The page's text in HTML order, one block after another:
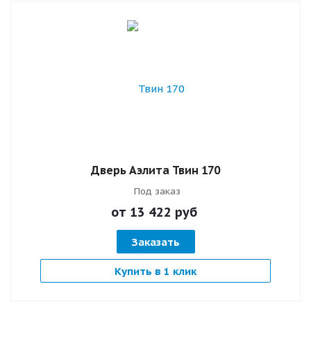
Дверь Аэлита Твин 170
Под заказ
от 13 422 руб
Заказать
Купить в 1 клик